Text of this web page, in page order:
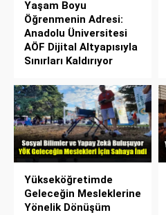
Yaşam Boyu
Öğrenmenin Adresi:
Anadolu Üniversitesi
AÖF Dijital Altyapısıyla
Sınırları Kaldırıyor
Yükseköğretimde
Geleceğin Mesleklerine
Yönelik Dönüşüm